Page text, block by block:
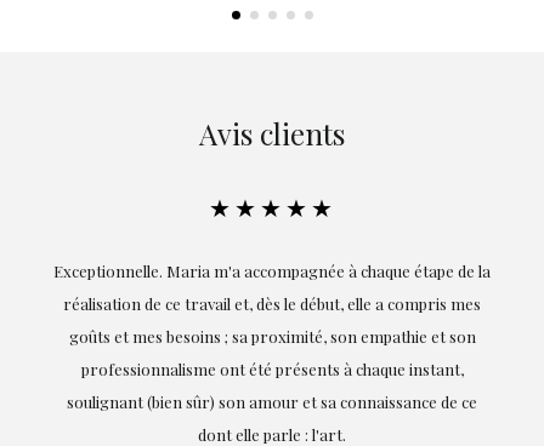
Avis clients
★★★★★
Exceptionnelle. Maria m'a accompagnée à chaque étape de la
réalisation de ce travail et, dès le début, elle a compris mes
goûts et mes besoins ; sa proximité, son empathie et son
professionnalisme ont été présents à chaque instant,
soulignant (bien sûr) son amour et sa connaissance de ce
dont elle parle : l'art.